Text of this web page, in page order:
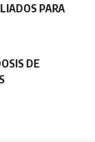
PARA
DE